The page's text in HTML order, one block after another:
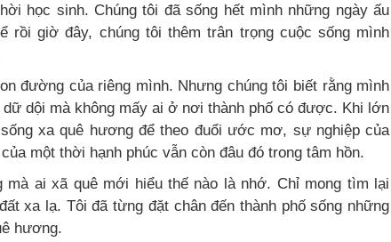
học sinh. Chúng tôi đã sống hết mình những ngày ấu
rồi giờ đây, chúng tôi thêm trân trọng cuộc sống mình
đường của riêng mình. Nhưng chúng tôi biết rằng mình
dội mà không mấy ai ở nơi thành phố có được. Khi lớn
xa quê hương để theo đuổi ước mơ, sự nghiệp của
một thời hạnh phúc vẫn còn đâu đó trong tâm hồn.
mà ai xã quê mới hiểu thế nào là nhớ. Chỉ mong tìm lại
xa lạ. Tôi đã từng đặt chân đến thành phố sống những
hương.